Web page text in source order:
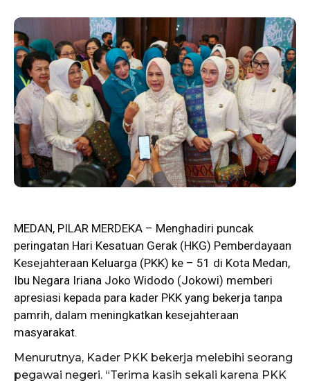
MEDAN, PILAR MERDEKA – Menghadiri puncak
peringatan Hari Kesatuan Gerak (HKG) Pemberdayaan
Kesejahteraan Keluarga (PKK) ke – 51 di Kota Medan,
Ibu Negara Iriana Joko Widodo (Jokowi) memberi
apresiasi kepada para kader PKK yang bekerja tanpa
pamrih, dalam meningkatkan kesejahteraan
masyarakat.
Menurutnya, Kader PKK bekerja melebihi seorang
pegawai negeri. “Terima kasih sekali karena PKK